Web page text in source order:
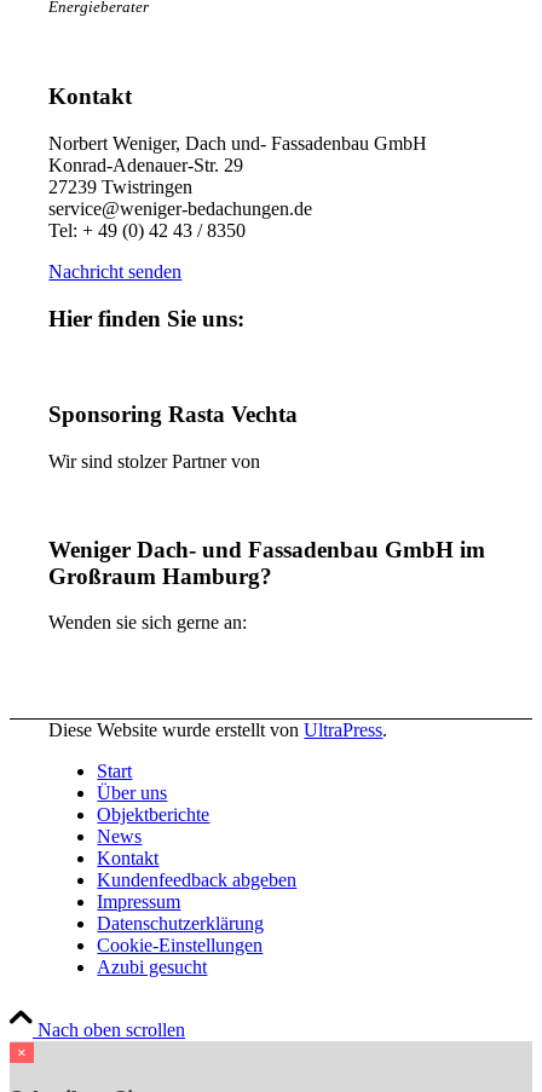
Energieberater
Kontakt
Norbert Weniger, Dach und- Fassadenbau GmbH
Konrad-Adenauer-Str. 29
27239 Twistringen
service@weniger-bedachungen.de
Tel: + 49 (0) 42 43 / 8350
Nachricht senden
Hier finden Sie uns:
Sponsoring Rasta Vechta
Wir sind stolzer Partner von
Weniger Dach- und Fassadenbau GmbH im
Großraum Hamburg?
Wenden sie sich gerne an:
Diese Website wurde erstellt vonUltraPress.
Start
Über uns
Objektberichte
News
Kontakt
Kundenfeedback abgeben
Impressum
Datenschutzerklärung
Cookie-Einstellungen
Azubi gesucht
Nach oben scrollen
×